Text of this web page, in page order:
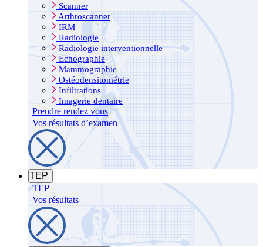
Scanner
Arthroscanner
IRM
Radiologie
Radiologie interventionnelle
Echographie
Mammographie
Ostéodensitométrie
Infiltrations
Imagerie dentaire
Prendre rendez vous
Vos résultats d’examen
TEP
TEP
Vos résultats